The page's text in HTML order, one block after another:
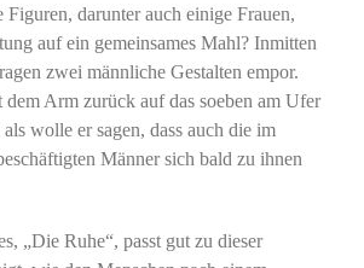
Figuren, darunter auch einige Frauen,
auf ein gemeinsames Mahl? Inmitten
zwei männliche Gestalten empor.
Arm zurück auf das soeben am Ufer
wolle er sagen, dass auch die im
Männer sich bald zu ihnen
„Die Ruhe“, passt gut zu dieser